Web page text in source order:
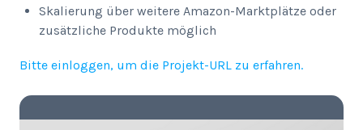
Skalierung über weitere Amazon-Marktplätze oder
zusätzliche Produkte möglich
Bitte einloggen, um die Projekt-URL zu erfahren.